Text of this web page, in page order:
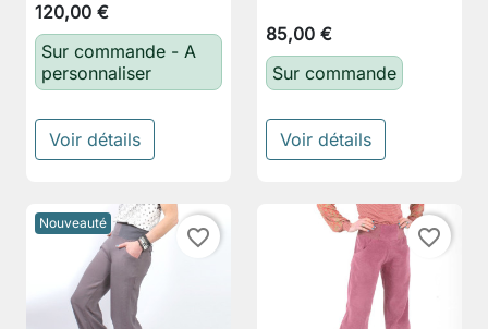
120,00 €
Sur commande - A
personnaliser
Voir détails
85,00 €
Sur commande
Voir détails
Nouveauté
favorite_border favorite_border